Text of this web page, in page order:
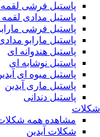
پاستیل فرشی لقمه
پاستیل مدادی
پاستیل فرشی
پاستیل مارابو
پاستیل هندوانه ای
پاستیل نوشابه ای
پاستیل میوه ای
پاستیل ماری آیدین
پاستیل دندانی
شکلات
مشاهده همه
شکلات آیدین